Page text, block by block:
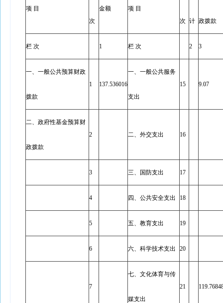
项 目
次
金额 项 目
次 计 政拨款
栏 次 1 栏 次 2 3
一、一般公共预算财政
拨款
1 137.536016
一、一般公共服务
支出
15 9.07
二、政府性基金预算财
政拨款
2 二、外交支出 16
3 三、国防支出 17
4 四、公共安全支出 18
5 五、教育支出 19
6 六、科学技术支出 20
7
七、文化体育与传
媒支出
21